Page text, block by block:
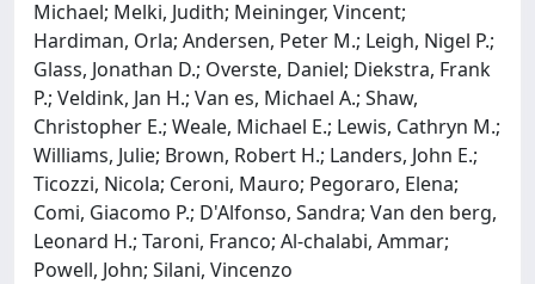
Michael; Melki, Judith; Meininger, Vincent;
Hardiman, Orla; Andersen, Peter M.; Leigh, Nigel P.;
Glass, Jonathan D.; Overste, Daniel; Diekstra, Frank
P.; Veldink, Jan H.; Van es, Michael A.; Shaw,
Christopher E.; Weale, Michael E.; Lewis, Cathryn M.;
Williams, Julie; Brown, Robert H.; Landers, John E.;
Ticozzi, Nicola; Ceroni, Mauro; Pegoraro, Elena;
Comi, Giacomo P.; D'Alfonso, Sandra; Van den berg,
Leonard H.; Taroni, Franco; Al-chalabi, Ammar;
Powell, John; Silani, Vincenzo